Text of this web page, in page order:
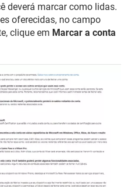
deverá marcar como lidas.
oferecidas, no campo
clique em Marcar a conta